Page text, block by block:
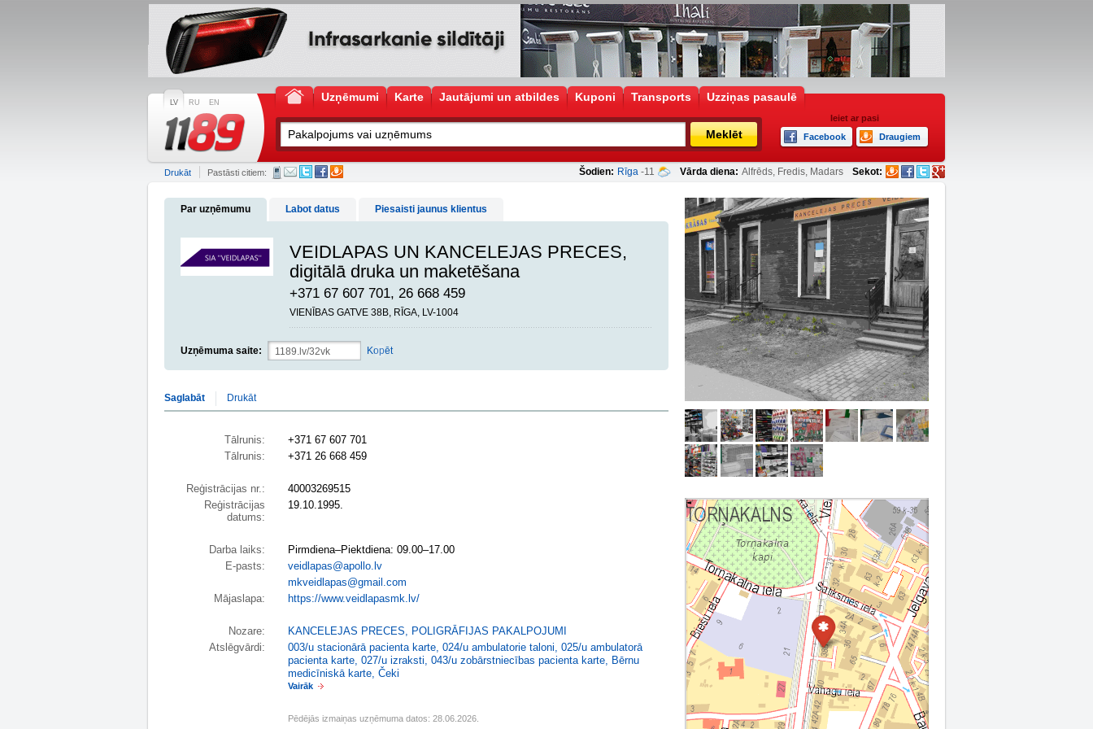
LV RU EN Uzņēmumi Karte Jautājumi un atbildes Kuponi Transports Uzziņas pasaulē
Meklēt
Ieiet ar pasi
Facebook
Draugiem
Šodien: Rīga -11 Vārda diena: Alfrēds, Fredis, Madars Sekot:
Drukāt Pastāsti citiem:
Par uzņēmumu Labot datus Piesaisti jaunus klientus
VEIDLAPAS UN KANCELEJAS PRECES,
digitālā druka un maketēšana
+371 67 607 701, 26 668 459
VIENĪBAS GATVE 38B, RĪGA, LV-1004
Uzņēmuma saite: Kopēt
Saglabāt Drukāt
Tālrunis:
+371 67 607 701
Tālrunis:
+371 26 668 459
Reģistrācijas nr.:
40003269515
Reģistrācijas
datums:
19.10.1995.
Darba laiks:
Pirmdiena–Piektdiena: 09.00–17.00
E-pasts:
veidlapas@apollo.lv
mkveidlapas@gmail.com
Mājaslapa:
https://www.veidlapasmk.lv/
Nozare: KANCELEJAS PRECES, POLIGRĀFIJAS PAKALPOJUMI
Atslēgvārdi:
003/u stacionārā pacienta karte, 024/u ambulatorie taloni, 025/u ambulatorā
pacienta karte, 027/u izraksti, 043/u zobārstniecības pacienta karte, Bērnu
medicīniskā karte, Čeki
Vairāk
Pēdējās izmaiņas uzņēmuma datos: 28.06.2026.